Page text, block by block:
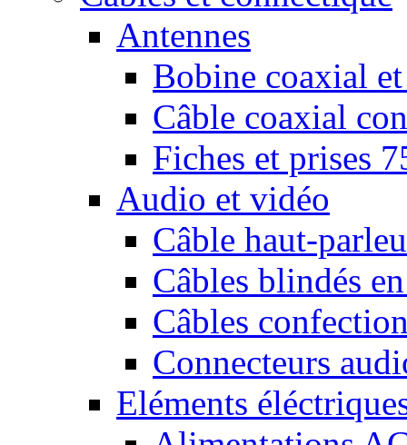
Antennes
Bobine coaxial
Câble coaxial
Fiches et prises
Audio et vidéo
Câble haut-
Câbles blindés
Câbles
Connecteurs
Eléments